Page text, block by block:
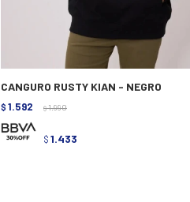
CANGURO RUSTY KIAN - NEGRO
$ 1.592 $ 1.990
$ 1.433